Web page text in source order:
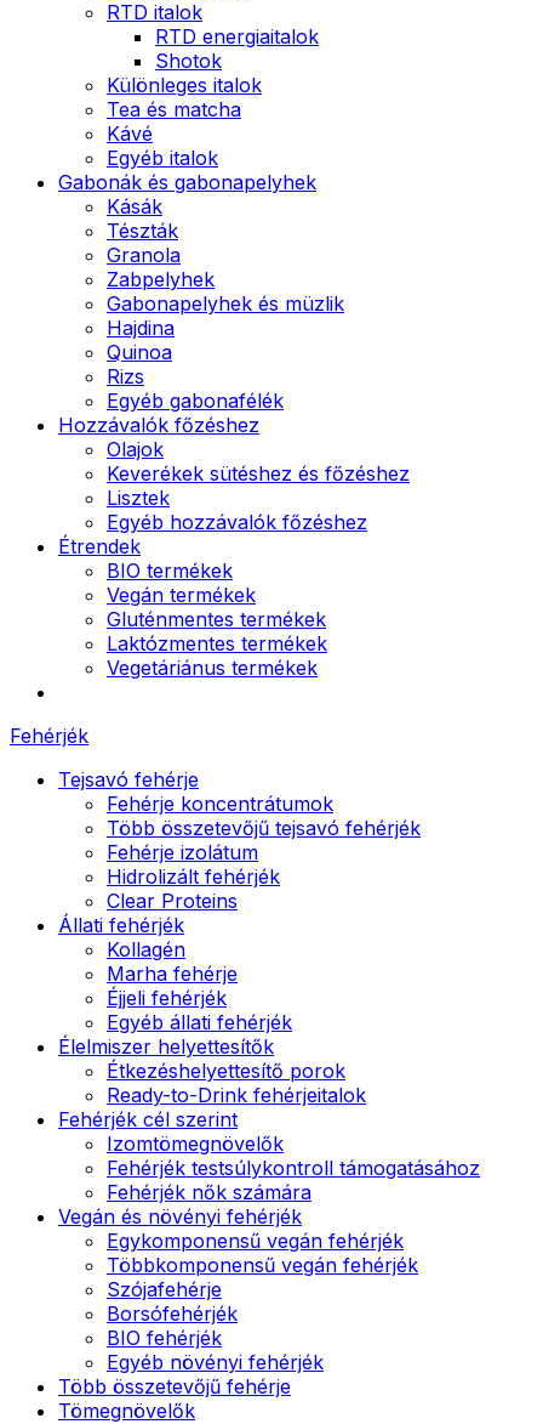
RTD italok
RTD energiaitalok
Shotok
Különleges italok
Tea és matcha
Kávé
Egyéb italok
Gabonák és gabonapelyhek
Kásák
Tészták
Granola
Zabpelyhek
Gabonapelyhek és müzlik
Hajdina
Quinoa
Rizs
Egyéb gabonafélék
Hozzávalók főzéshez
Olajok
Keverékek sütéshez és főzéshez
Lisztek
Egyéb hozzávalók főzéshez
Étrendek
BIO termékek
Vegán termékek
Gluténmentes termékek
Laktózmentes termékek
Vegetáriánus termékek
Fehérjék
Tejsavó fehérje
Fehérje koncentrátumok
Több összetevőjű tejsavó fehérjék
Fehérje izolátum
Hidrolizált fehérjék
Clear Proteins
Állati fehérjék
Kollagén
Marha fehérje
Éjjeli fehérjék
Egyéb állati fehérjék
Élelmiszer helyettesítők
Étkezéshelyettesítő porok
Ready-to-Drink fehérjeitalok
Fehérjék cél szerint
Izomtömegnövelők
Fehérjék testsúlykontroll támogatásához
Fehérjék nők számára
Vegán és növényi fehérjék
Egykomponensű vegán fehérjék
Többkomponensű vegán fehérjék
Szójafehérje
Borsófehérjék
BIO fehérjék
Egyéb növényi fehérjék
Több összetevőjű fehérje
Tömegnövelők